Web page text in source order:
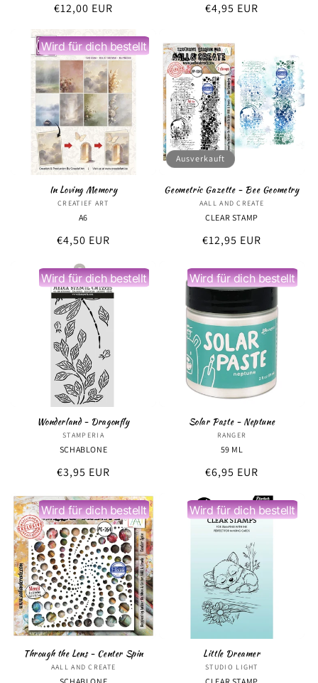
Normaler
Preis
€12,00 EUR
Normaler
€4,95 EUR
Wird für dich bestellt
In Loving Memory
Anbieter:
CREATIEF ART
A6
Normaler
€4,50 EUR
Ausverkauft
Geometric Gazette - Bee Geometry
Anbieter:
AALL AND CREATE
CLEAR STAMP
Normaler
€12,95 EUR
Wird für dich bestellt
Wonderland - Dragonfly
Anbieter:
STAMPERIA
SCHABLONE
Normaler
€3,95 EUR
Wird für dich bestellt
Solar Paste - Neptune
Anbieter:
RANGER
59 ML
Normaler
€6,95 EUR
Wird für dich bestellt
Through the Lens - Center Spin
Anbieter:
AALL AND CREATE
Wird für dich bestellt
Little Dreamer
Anbieter:
STUDIO LIGHT